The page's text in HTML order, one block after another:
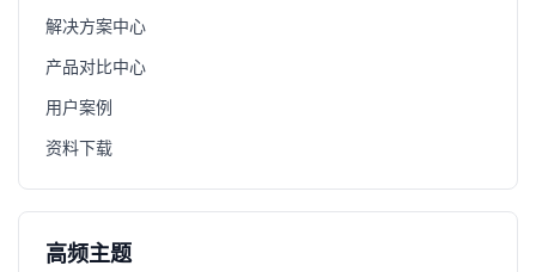
解决方案中心
产品对比中心
用户案例
资料下载
高频主题